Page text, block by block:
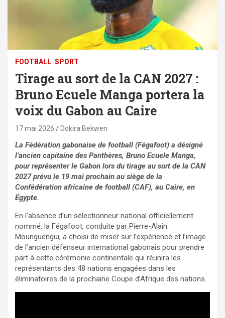
FOOTBALL SPORT
Tirage au sort de la CAN 2027 :
Bruno Ecuele Manga portera la
voix du Gabon au Caire
17 mai 2026 Dokira Bekwen
La Fédération gabonaise de football (Fégafoot) a désigné
l’ancien capitaine des Panthères, Bruno Ecuele Manga,
pour représenter le Gabon lors du tirage au sort de la CAN
2027 prévu le 19 mai prochain au siège de la
Confédération africaine de football (CAF), au Caire, en
Égypte.
En l’absence d’un sélectionneur national officiellement
nommé, la Fégafoot, conduite par Pierre-Alain
Mounguengui, a choisi de miser sur l’expérience et l’image
de l’ancien défenseur international gabonais pour prendre
part à cette cérémonie continentale qui réunira les
représentants des 48 nations engagées dans les
éliminatoires de la prochaine Coupe d’Afrique des nations.